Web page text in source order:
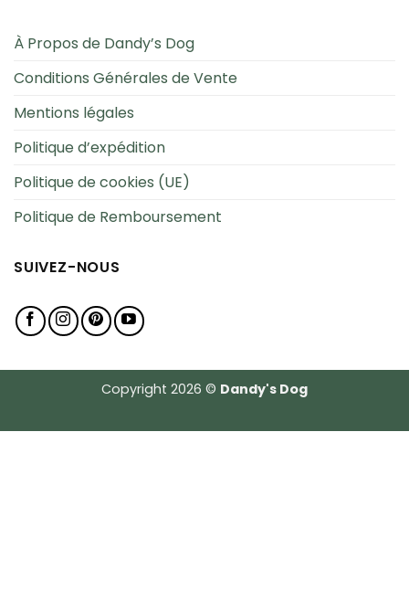
À Propos de Dandy’s Dog
Conditions Générales de Vente
Mentions légales
Politique d’expédition
Politique de cookies (UE)
Politique de Remboursement
SUIVEZ-NOUS
Copyright 2026 © Dandy's Dog